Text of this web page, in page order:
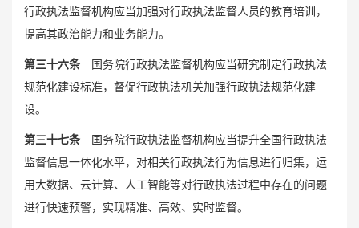
行政执法监督机构应当加强对行政执法监督人员的教育培训，
提高其政治能力和业务能力。
第三十六条 国务院行政执法监督机构应当研究制定行政执法
规范化建设标准，督促行政执法机关加强行政执法规范化建
设。
第三十七条 国务院行政执法监督机构应当提升全国行政执法
监督信息一体化水平，对相关行政执法行为信息进行归集，运
用大数据、云计算、人工智能等对行政执法过程中存在的问题
进行快速预警，实现精准、高效、实时监督。